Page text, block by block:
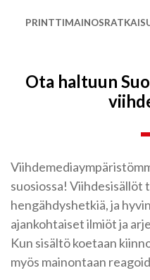
Ota haltuun
suosiossa! Viihdesisällöt
hengähdyshetkiä, ja hyvin
ajankohtaiset ilmiöt ja
Kun sisältö koetaan
myös mainontaan